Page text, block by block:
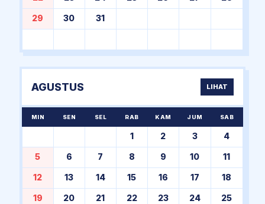
29 30 31
AGUSTUS LIHAT
MIN SEN SEL RAB KAM JUM SAB
1 2 3 4
5 6 7 8 9 10 11
12 13 14 15 16 17 18
19 20 21 22 23 24 25